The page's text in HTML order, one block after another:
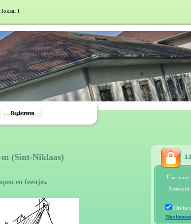
lokaal ]
Registreren
(Sint-Niklaas)
en feestjes.
Username
Password